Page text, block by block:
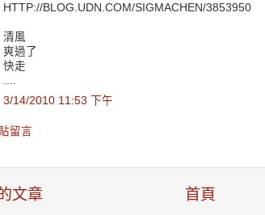
HTTP://BLOG.UDN.COM/SIGMACHEN/3853950
清風
爽過了
快走
....
3/14/2010 11:53 下午
留言
文章 首頁